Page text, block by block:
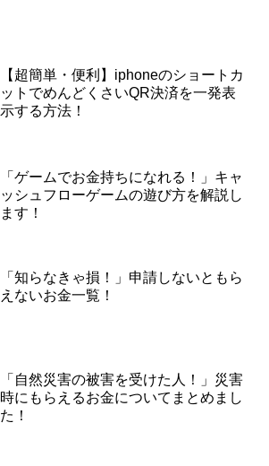
【超簡単・便利】iphoneのショートカ
ットでめんどくさいQR決済を一発表
示する方法！
「ゲームでお金持ちになれる！」キャ
ッシュフローゲームの遊び方を解説し
ます！
「知らなきゃ損！」申請しないともら
えないお金一覧！
「自然災害の被害を受けた人！」災害
時にもらえるお金についてまとめまし
た！